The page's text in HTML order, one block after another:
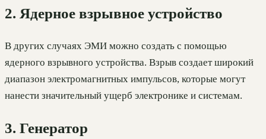
2. Ядерное взрывное устройство
В других случаях ЭМИ можно создать с помощью
ядерного взрывного устройства. Взрыв создает широкий
диапазон электромагнитных импульсов, которые могут
нанести значительный ущерб электронике и системам.
3. Генератор